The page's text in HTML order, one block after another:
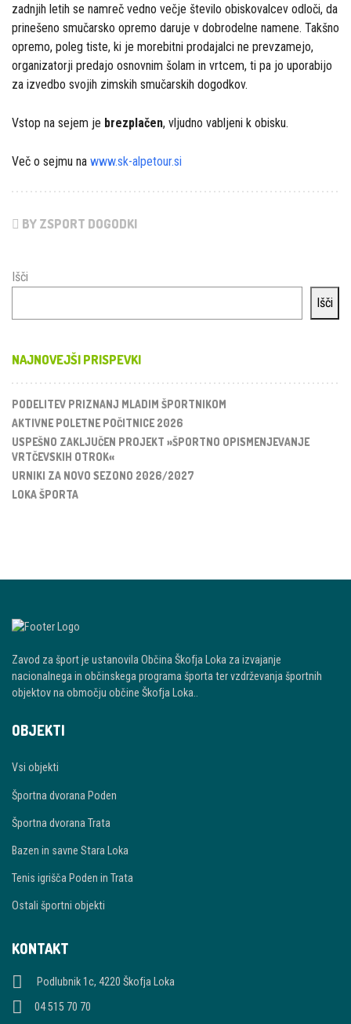
zadnjih letih se namreč vedno večje število obiskovalcev odloči, da
prinešeno smučarsko opremo daruje v dobrodelne namene. Takšno
opremo, poleg tiste, ki je morebitni prodajalci ne prevzamejo,
organizatorji predajo osnovnim šolam in vrtcem, ti pa jo uporabijo
za izvedbo svojih zimskih smučarskih dogodkov.
Vstop na sejem je brezplačen, vljudno vabljeni k obisku.
Več o sejmu na www.sk-alpetour.si
BY ZSPORT DOGODKI
Išči
Išči
NAJNOVEJŠI PRISPEVKI
PODELITEV PRIZNANJ MLADIM ŠPORTNIKOM
AKTIVNE POLETNE POČITNICE 2026
USPEŠNO ZAKLJUČEN PROJEKT »ŠPORTNO OPISMENJEVANJE
VRTČEVSKIH OTROK«
URNIKI ZA NOVO SEZONO 2026/2027
LOKA ŠPORTA
Zavod za šport je ustanovila Občina Škofja Loka za izvajanje
nacionalnega in občinskega programa športa ter vzdrževanja športnih
objektov na območju občine Škofja Loka..
OBJEKTI
Vsi objekti
Športna dvorana Poden
Športna dvorana Trata
Bazen in savne Stara Loka
Tenis igrišča Poden in Trata
Ostali športni objekti
KONTAKT
Podlubnik 1c, 4220 Škofja Loka
04 515 70 70